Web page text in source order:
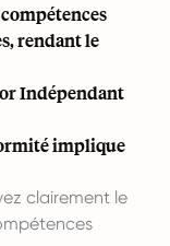
rendant le
Indépendant
implique
clairement le